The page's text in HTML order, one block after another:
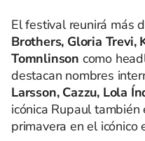
El festival reunirá más
Brothers, Gloria Trevi,
Tomnlinson como
destacan nombres
Larsson, Cazzu, Lola
icónica Rupaul
primavera en el icónico